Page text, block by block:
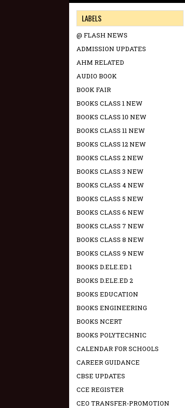
LABELS
@ FLASH NEWS
ADMISSION UPDATES
AHM RELATED
AUDIO BOOK
BOOK FAIR
BOOKS CLASS 1 NEW
BOOKS CLASS 10 NEW
BOOKS CLASS 11 NEW
BOOKS CLASS 12 NEW
BOOKS CLASS 2 NEW
BOOKS CLASS 3 NEW
BOOKS CLASS 4 NEW
BOOKS CLASS 5 NEW
BOOKS CLASS 6 NEW
BOOKS CLASS 7 NEW
BOOKS CLASS 8 NEW
BOOKS CLASS 9 NEW
BOOKS D.ELE.ED 1
BOOKS D.ELE.ED 2
BOOKS EDUCATION
BOOKS ENGINEERING
BOOKS NCERT
BOOKS POLYTECHNIC
CALENDAR FOR SCHOOLS
CAREER GUIDANCE
CBSE UPDATES
CCE REGISTER
CEO TRANSFER-PROMOTION